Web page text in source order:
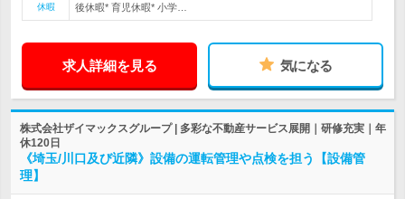
休暇
後休暇* 育児休暇* 小学…
求人詳細を見る 気になる
株式会社ザイマックスグループ | 多彩な不動産サービス展開｜研修充実｜年
休120日
《埼玉/川口及び近隣》設備の運転管理や点検を担う【設備管
理】